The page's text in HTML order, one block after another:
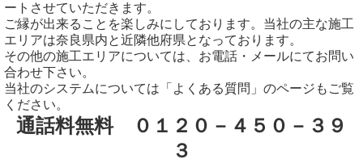
ートさせていただきます。
ご縁が出来ることを楽しみにしております。当社の主な施工
エリアは奈良県内と近隣他府県となっております。
その他の施工エリアについては、お電話・メールにてお問い
合わせ下さい。
当社のシステムについては「よくある質問」のページもご覧
ください。
通話料無料 ０１２０－４５０－３９
３